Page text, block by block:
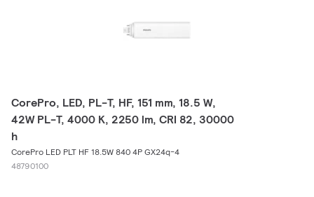
CorePro, LED, PL-T, HF, 151 mm, 18.5 W,
42W PL-T, 4000 K, 2250 lm, CRI 82, 30000
h
CorePro LED PLT HF 18.5W 840 4P GX24q-4
48790100